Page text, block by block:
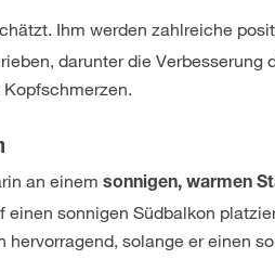
Ihm werden zahlreiche
darunter die Verbesserung
an einemsonnigen, warmen
sonnigen Südbalkon
solange er einen